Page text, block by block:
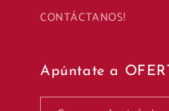
CONTÁCTANOS!
Apúntate a